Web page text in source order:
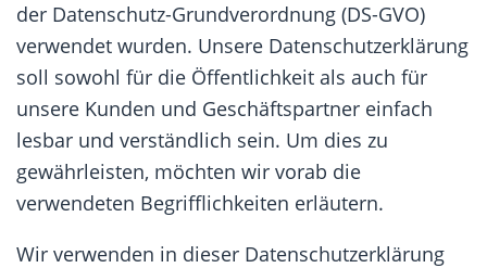
der Datenschutz-Grundverordnung (DS-GVO)
verwendet wurden. Unsere Datenschutzerklärung
soll sowohl für die Öffentlichkeit als auch für
unsere Kunden und Geschäftspartner einfach
lesbar und verständlich sein. Um dies zu
gewährleisten, möchten wir vorab die
verwendeten Begrifflichkeiten erläutern.
Wir verwenden in dieser Datenschutzerklärung